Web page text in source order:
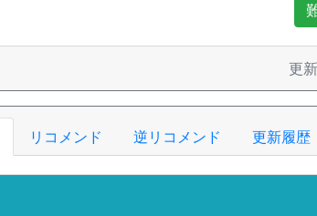
更
リコメンド 逆リコメンド 更新履歴